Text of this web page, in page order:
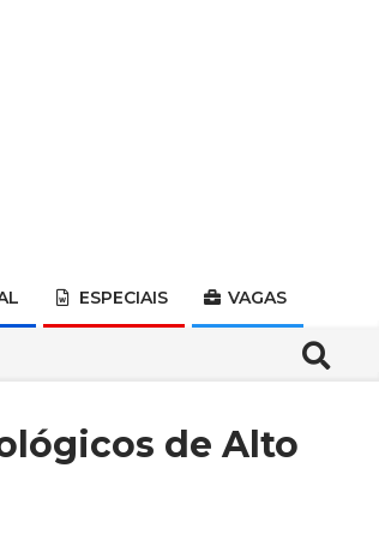
ESPECIAIS VAGAS
Search
de Alto